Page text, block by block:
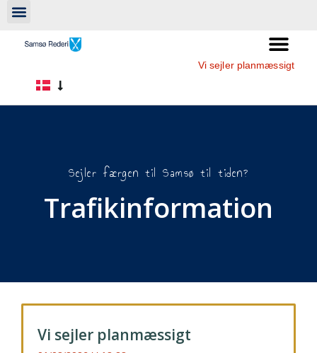
Vi sejler planmæssigt
Sejler færgen til Samsø til tiden?
Trafikinformation
Vi sejler planmæssigt